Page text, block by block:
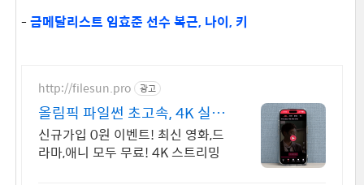
- 금메달리스트 임효준 선수 복근, 나이, 키
http://filesun.pro 광고
올림픽 파일썬 초고속, 4K 실시
간 보기!
신규가입 0원 이벤트! 최신 영화,드
라마,애니 모두 무료! 4K 스트리밍